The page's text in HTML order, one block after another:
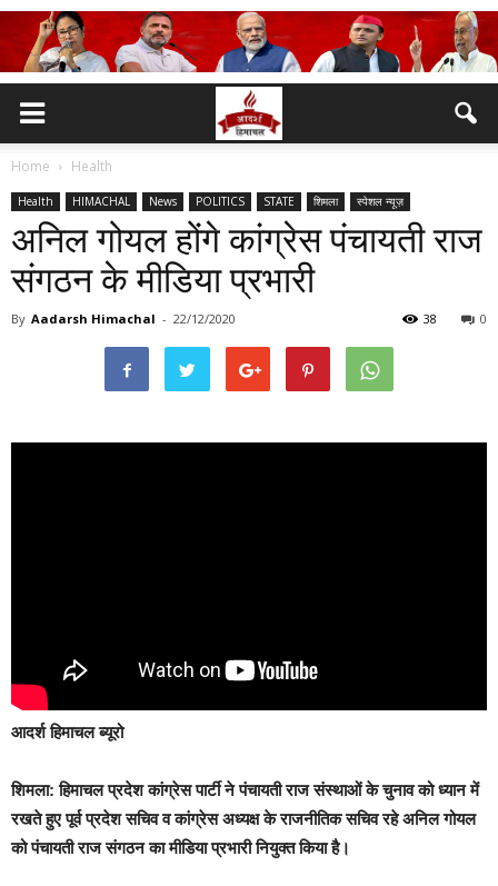
Home Health
Health HIMACHAL News POLITICS STATE शिमला स्पेशल न्यूज़
अनिल गोयल होंगे कांग्रेस पंचायती राज
संगठन के मीडिया प्रभारी
By Aadarsh Himachal - 22/12/2020 0
38
आदर्श हिमाचल ब्यूरो
शिमला: हिमाचल प्रदेश कांग्रेस पार्टी ने पंचायती राज संस्थाओं के चुनाव को ध्यान में
रखते हुए पूर्व प्रदेश सचिव व कांग्रेस अध्यक्ष के राजनीतिक सचिव रहे अनिल गोयल
को पंचायती राज संगठन का मीडिया प्रभारी नियुक्त किया है।